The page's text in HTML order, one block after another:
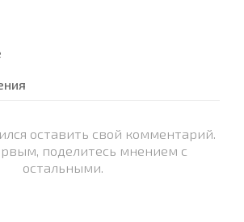
оставить свой комментарий.
поделитесь мнением с
остальными.